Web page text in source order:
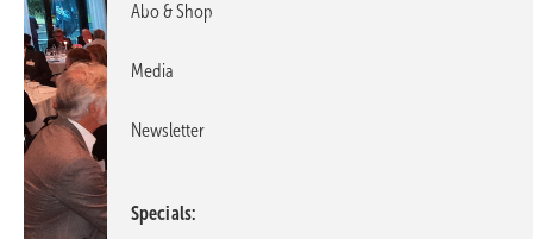
Abo & Shop
Media
Newsletter
Specials